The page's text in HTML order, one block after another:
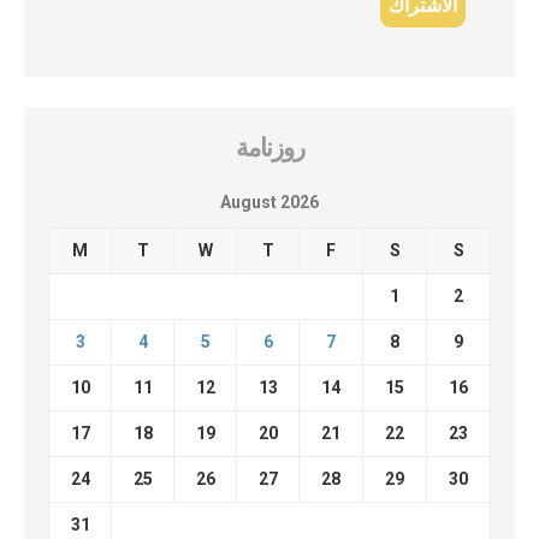
روزنامة
August 2026
M T W T F S S
1 2
3 4 5 6 7 8 9
10 11 12 13 14 15 16
17 18 19 20 21 22 23
24 25 26 27 28 29 30
31